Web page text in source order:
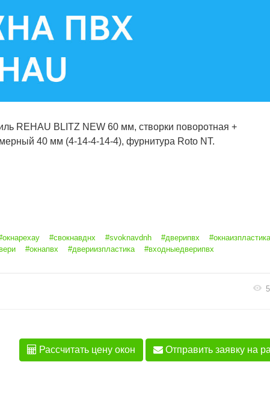
REHAU BLITZ NEW 60 мм, створки поворотная +
40 мм (4-14-4-14-4), фурнитура Roto NT.
#свокнавднх #svoknavdnh #дверипвх
#окнаизпластика
#окнапвх #двериизпластика #входныедверипвх
Рассчитать цену окон Отправить заявку на